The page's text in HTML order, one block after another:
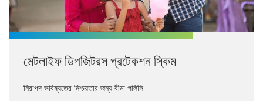
মেটলাইফ ডিপজিটরস প্রটেকশন স্কিম
নিরাপদ ভবিষ্যতের নিশ্চয়তার জন্য বীমা পলিসি